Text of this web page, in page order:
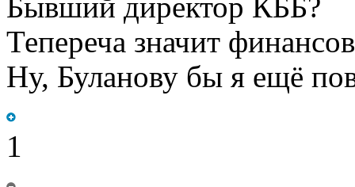
Бывший директор КББ?
Тепереча значит
Ну, Буланову бы я ещё
1